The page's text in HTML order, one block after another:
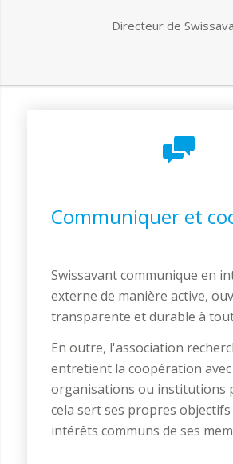
Directeur de
Communiquer et
Swissavant communique en
externe de manière active,
transparente et durable à
En outre, l'association
entretient la coopération
organisations ou institutions
cela sert ses propres objectifs
intérêts communs de ses